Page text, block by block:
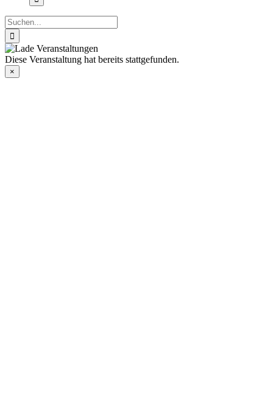
Suche
nach:
Diese Veranstaltung hat bereits stattgefunden.
×